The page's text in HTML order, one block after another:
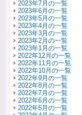
2023年7月の一覧
2023年6月の一覧
2023年5月の一覧
2023年4月の一覧
2023年3月の一覧
2023年2月の一覧
2023年1月の一覧
2022年12月の一覧
2022年11月の一覧
2022年10月の一覧
2022年9月の一覧
2022年8月の一覧
2022年7月の一覧
2022年6月の一覧
2022年5月の一覧